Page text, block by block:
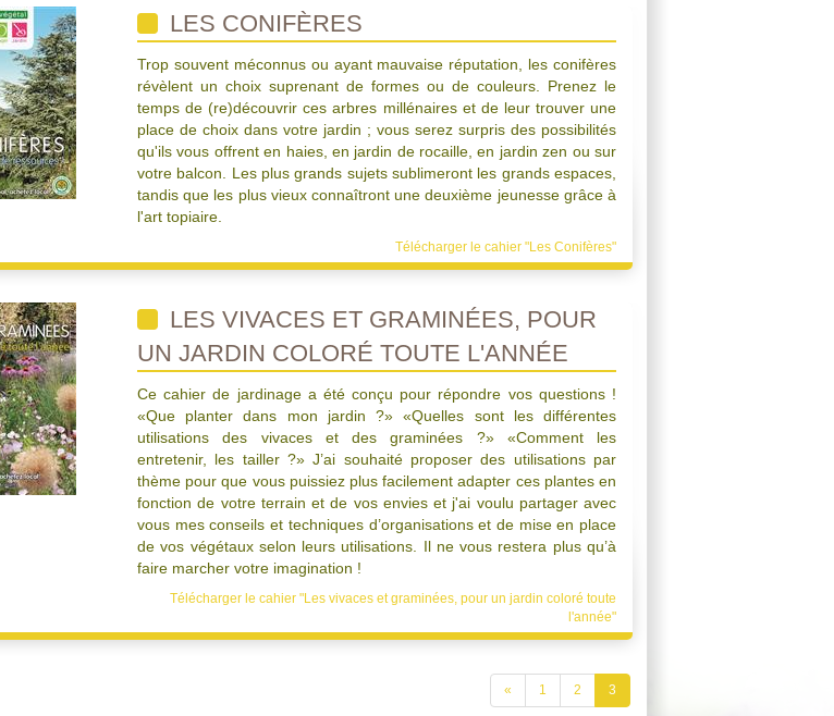
LES CONIFÈRES
Trop souvent méconnus ou ayant mauvaise réputation, les conifères
révèlent un choix suprenant de formes ou de couleurs. Prenez le
temps de (re)découvrir ces arbres millénaires et de leur trouver une
place de choix dans votre jardin ; vous serez surpris des possibilités
qu'ils vous offrent en haies, en jardin de rocaille, en jardin zen ou sur
votre balcon. Les plus grands sujets sublimeront les grands espaces,
tandis que les plus vieux connaîtront une deuxième jeunesse grâce à
l'art topiaire.
Télécharger le cahier "Les Conifères"
LES VIVACES ET GRAMINÉES, POUR
UN JARDIN COLORÉ TOUTE L'ANNÉE
Ce cahier de jardinage a été conçu pour répondre vos questions !
«Que planter dans mon jardin ?» «Quelles sont les différentes
utilisations des vivaces et des graminées ?» «Comment les
entretenir, les tailler ?» J’ai souhaité proposer des utilisations par
thème pour que vous puissiez plus facilement adapter ces plantes en
fonction de votre terrain et de vos envies et j'ai voulu partager avec
vous mes conseils et techniques d’organisations et de mise en place
de vos végétaux selon leurs utilisations. Il ne vous restera plus qu’à
faire marcher votre imagination !
Télécharger le cahier "Les vivaces et graminées, pour un jardin coloré toute
l'année"
« 1 2 3